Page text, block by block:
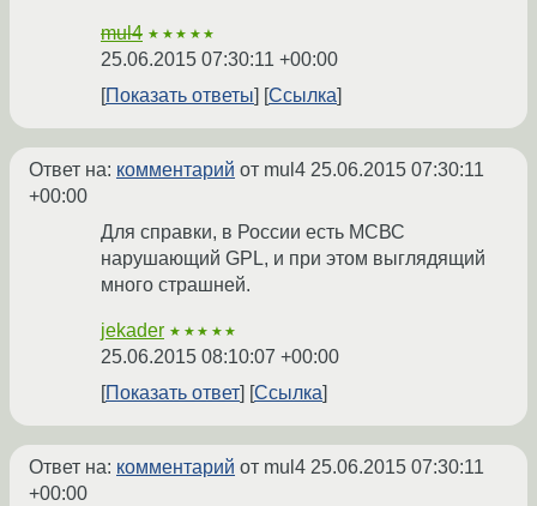
mul4 ★★★★★
25.06.2015 07:30:11 +00:00
Показать ответы
Ссылка
Ответ на: комментарий от mul4 25.06.2015 07:30:11
+00:00
Для справки, в России есть МСВС
нарушающий GPL, и при этом выглядящий
много страшней.
jekader ★★★★★
25.06.2015 08:10:07 +00:00
Показать ответ
Ссылка
Ответ на: комментарий от mul4 25.06.2015 07:30:11
+00:00